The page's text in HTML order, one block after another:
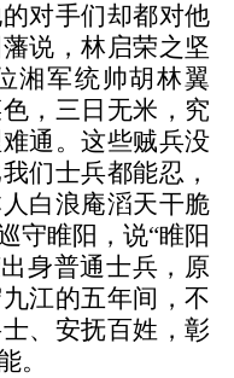
对手们却都对他
说，林启荣之坚
湘军统帅胡林翼
，三日无米，究
通。这些贼兵没
们士兵都能忍，
白浪庵滔天干脆
守睢阳，说“睢阳
身普通士兵，原
江的五年间，不
、安抚百姓，彰
。